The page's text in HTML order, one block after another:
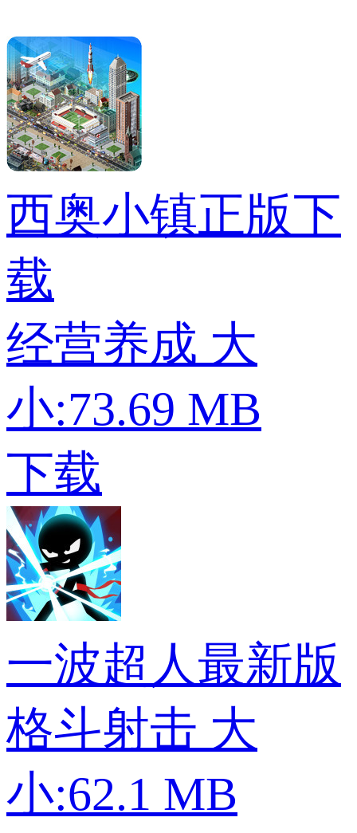
西奥小镇正版下
载
经营养成 大
小:73.69 MB
下载
一波超人最新版
格斗射击 大
小:62.1 MB